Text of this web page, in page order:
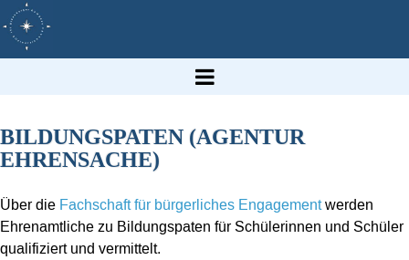
BILDUNGSPATEN (AGENTUR
EHRENSACHE)
Über die Fachschaft für bürgerliches Engagementwerden
Ehrenamtliche zu Bildungspaten für Schülerinnen und Schüler
qualifiziert und vermittelt.